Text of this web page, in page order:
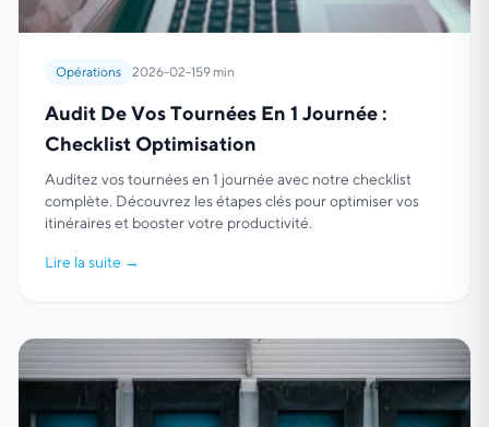
Opérations 2026-02-159 min
Audit De Vos Tournées En 1 Journée :
Checklist Optimisation
Auditez vos tournées en 1 journée avec notre checklist
complète. Découvrez les étapes clés pour optimiser vos
itinéraires et booster votre productivité.
Lire la suite →